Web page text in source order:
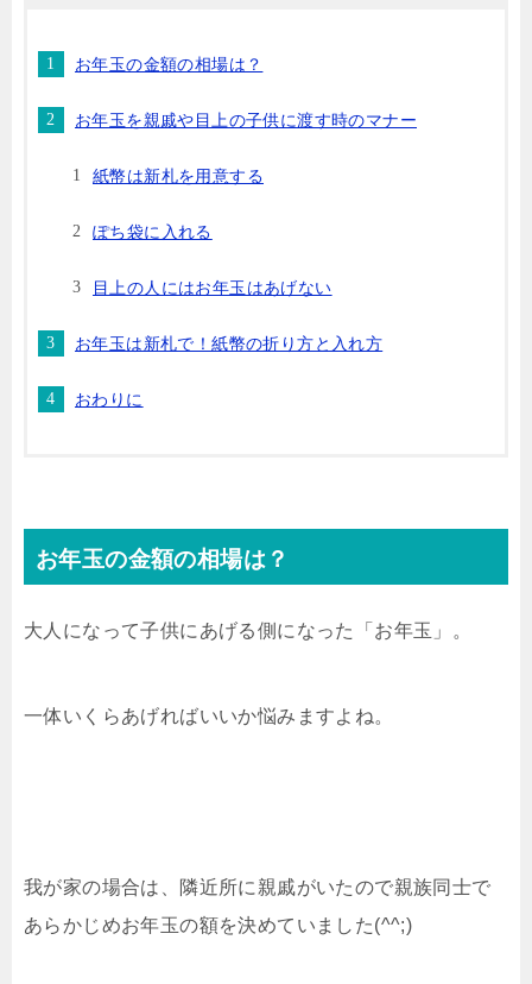
お年玉の金額の相場は？
お年玉を親戚や目上の子供に渡す時のマナー
紙幣は新札を用意する
ぽち袋に入れる
目上の人にはお年玉はあげない
お年玉は新札で！紙幣の折り方と入れ方
おわりに
お年玉の金額の相場は？
大人になって子供にあげる側になった「お年玉」。
一体いくらあげればいいか悩みますよね。
我が家の場合は、隣近所に親戚がいたので親族同士で
あらかじめお年玉の額を決めていました(^^;)